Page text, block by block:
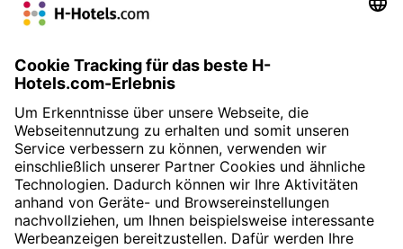
» DFB Pokalfinale